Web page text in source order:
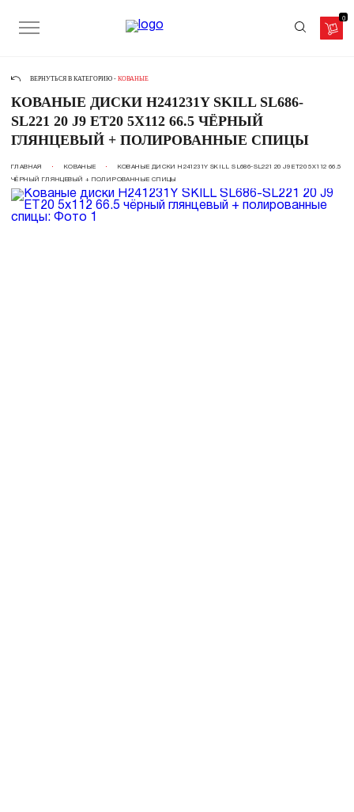
0
ВЕРНУТЬСЯ В КАТЕГОРИЮ - КОВАНЫЕ
КОВАНЫЕ ДИСКИ H241231Y SKILL SL686-
SL221 20 J9 ET20 5X112 66.5 ЧЁРНЫЙ
ГЛЯНЦЕВЫЙ + ПОЛИРОВАННЫЕ СПИЦЫ
ГЛАВНАЯ КОВАНЫЕ
КОВАНЫЕ ДИСКИ H241231Y SKILL SL686-SL221 20 J9 ET20 5X112 66.5
ЧЁРНЫЙ ГЛЯНЦЕВЫЙ + ПОЛИРОВАННЫЕ СПИЦЫ